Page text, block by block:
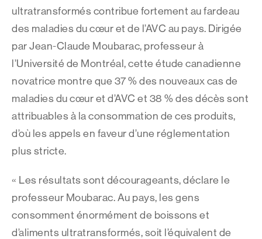
ultratransformés contribue fortement au fardeau
des maladies du cœur et de l’AVC au pays. Dirigée
par Jean-Claude Moubarac, professeur à
l’Université de Montréal, cette étude canadienne
novatrice montre que 37 % des nouveaux cas de
maladies du cœur et d’AVC et 38 % des décès sont
attribuables à la consommation de ces produits,
d’où les appels en faveur d’une réglementation
plus stricte.
« Les résultats sont décourageants, déclare le
professeur Moubarac. Au pays, les gens
consomment énormément de boissons et
d’aliments ultratransformés, soit l’équivalent de